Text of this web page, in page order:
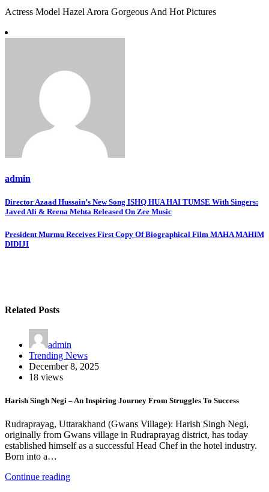
Actress Model Hazel Arora Gorgeous And Hot Pictures
admin
Post
navigation
Director Azaad Hussain’s New Song ISHQ HUA HAI TUMSE With Singers:
Javed Ali & Reena Mehta Released On Zee Music
President Murmu Receives First Copy Of Biographical Film MAHA MAHIM
DIDIJI
Related Posts
admin
Trending News
December 8, 2025
18 views
Harish Singh Negi – An Inspiring Journey From Struggles To Success
Rudraprayag, Uttarakhand (Gwans Village): Harish Singh Negi,
originally from Gwans village in Rudraprayag district, has today
established himself as a successful Head Chef in the hotel industry.
Born into a…
Continue reading